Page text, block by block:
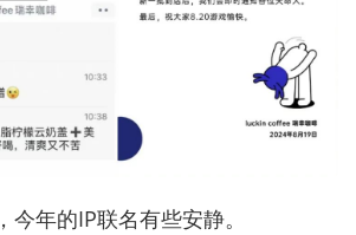
年的IP联名有些安静。